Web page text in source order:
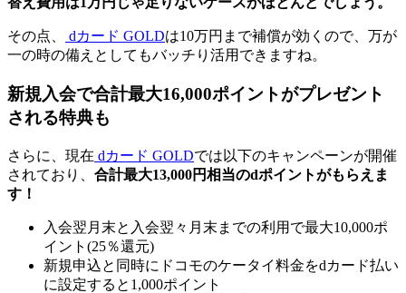
その点、 dカード GOLDは10万円まで補償が効くので、万が
一の時の備えとしてもバッチり活用できますね。
新規入会で合計最大16,000ポイントがプレゼント
される特典も
さらに、現在 dカード GOLDでは以下のキャンペーンが開催
されており、 合計最大13,000円相当のdポイントがもらえま
す！
入会翌月末と入会翌々月末までの利用で最大10,000ポ
イント(25％還元)
新規申込と同時にドコモのケータイ料金をdカード払い
に設定すると1,000ポイント